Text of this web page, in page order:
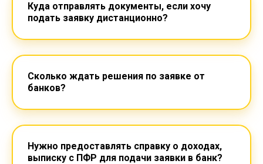
который Вы купили в кредит через Автокипр
кредита
14:41
Куда отправлять документы, если хочу
подать заявку дистанционно?
Сколько ждать решения по заявке от
банков?
Нужно предоставлять справку о доходах,
выписку с ПФР для подачи заявки в банк?